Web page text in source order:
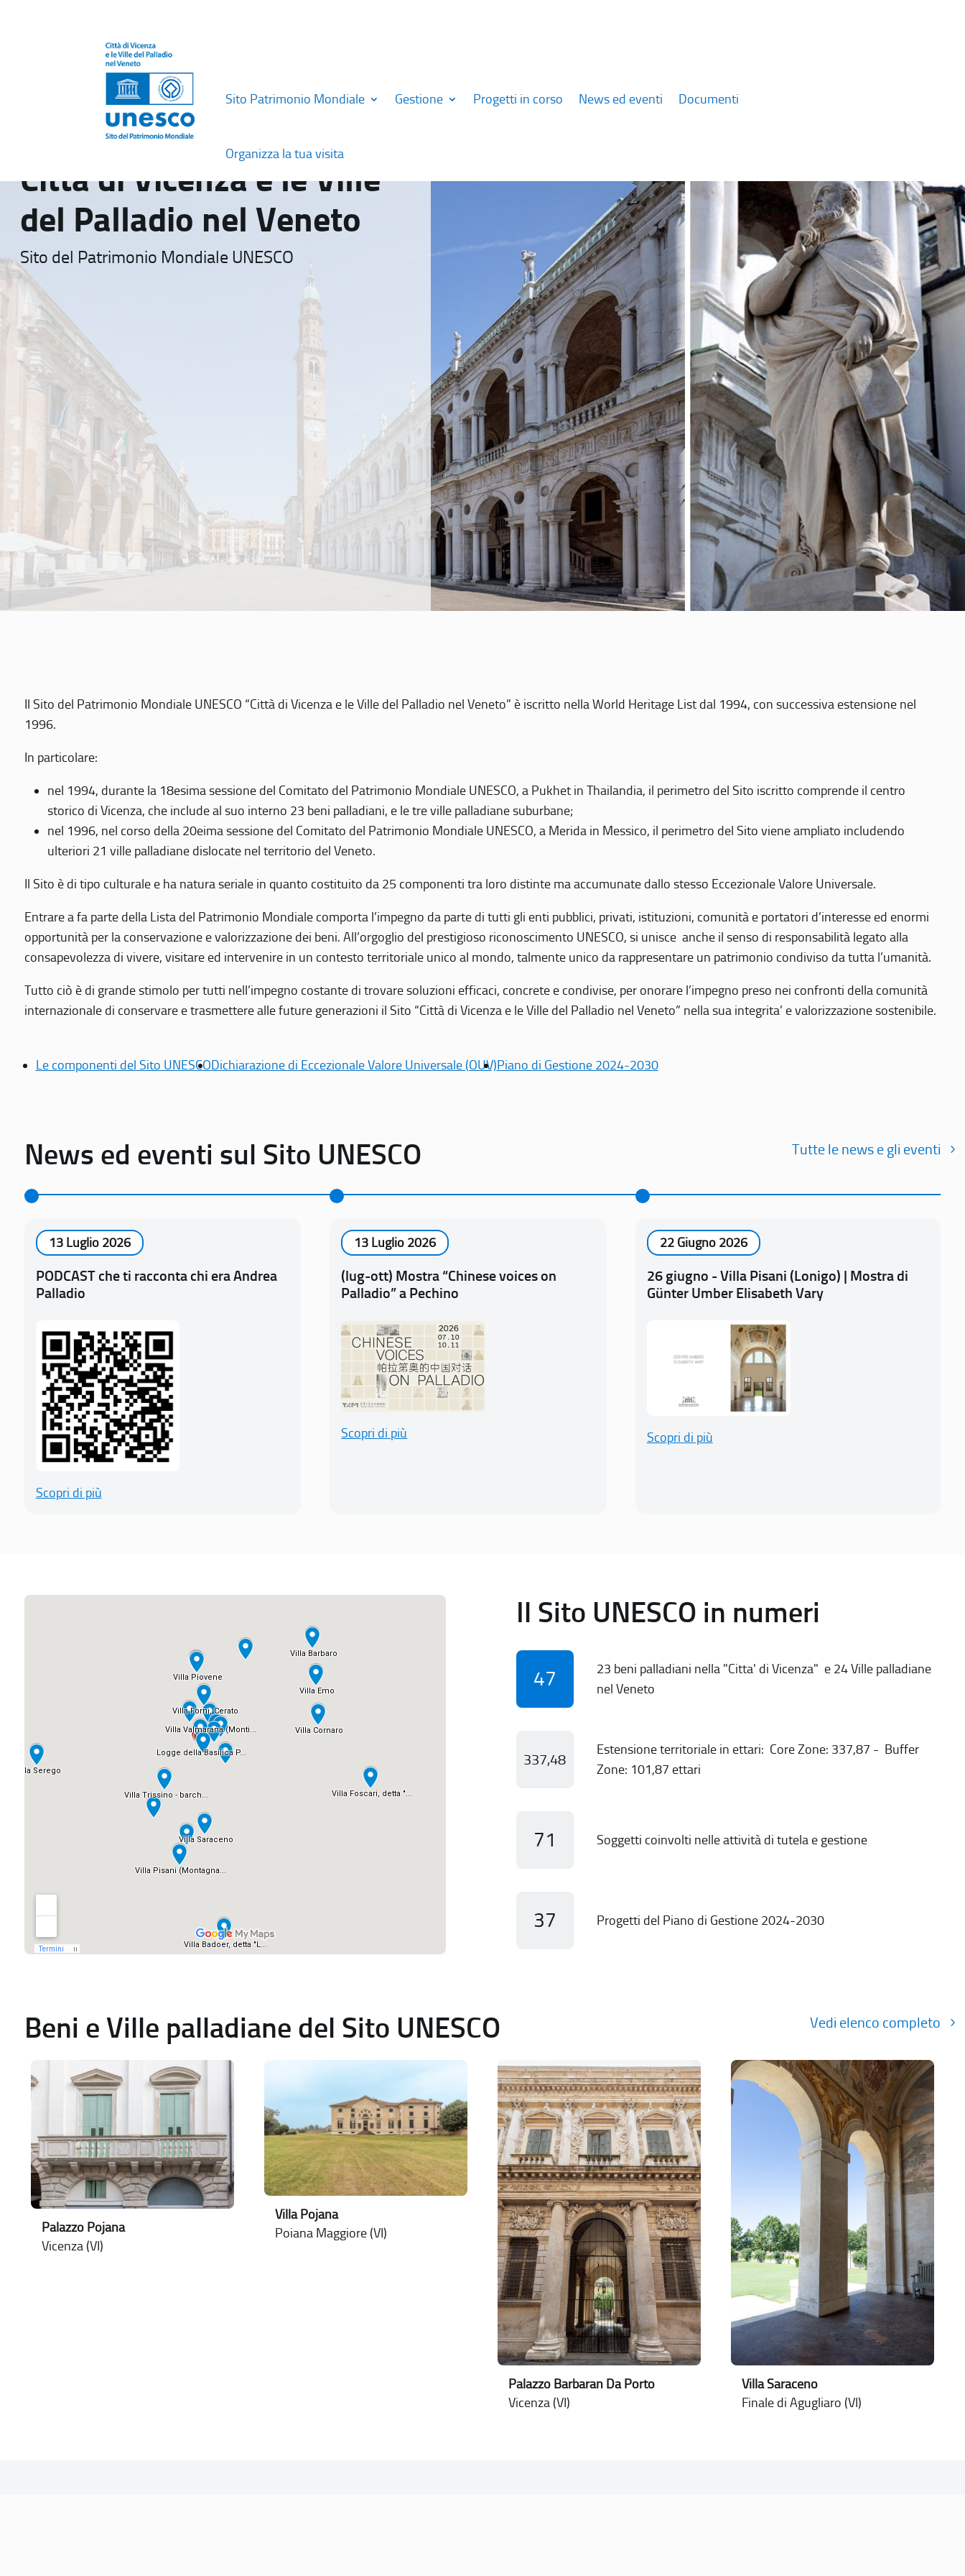
Sito Patrimonio Mondiale Gestione Progetti in corso News ed eventi Documenti
Organizza la tua visita
Città di Vicenza e le Ville
del Palladio nel Veneto
Sito del Patrimonio Mondiale UNESCO
Il Sito del Patrimonio Mondiale UNESCO “Città di Vicenza e le Ville del Palladio nel Veneto” è iscritto nella World Heritage List dal 1994, con successiva estensione nel
1996.
In particolare:
nel 1994, durante la 18esima sessione del Comitato del Patrimonio Mondiale UNESCO, a Pukhet in Thailandia, il perimetro del Sito iscritto comprende il centro
storico di Vicenza, che include al suo interno 23 beni palladiani, e le tre ville palladiane suburbane;
nel 1996, nel corso della 20eima sessione del Comitato del Patrimonio Mondiale UNESCO, a Merida in Messico, il perimetro del Sito viene ampliato includendo
ulteriori 21 ville palladiane dislocate nel territorio del Veneto.
Il Sito è di tipo culturale e ha natura seriale in quanto costituito da 25 componenti tra loro distinte ma accumunate dallo stesso Eccezionale Valore Universale.
Entrare a fa parte della Lista del Patrimonio Mondiale comporta l’impegno da parte di tutti gli enti pubblici, privati, istituzioni, comunità e portatori d’interesse ed enormi
opportunità per la conservazione e valorizzazione dei beni. All’orgoglio del prestigioso riconoscimento UNESCO, si unisce anche il senso di responsabilità legato alla
consapevolezza di vivere, visitare ed intervenire in un contesto territoriale unico al mondo, talmente unico da rappresentare un patrimonio condiviso da tutta l’umanità.
Tutto ciò è di grande stimolo per tutti nell’impegno costante di trovare soluzioni efficaci, concrete e condivise, per onorare l’impegno preso nei confronti della comunità
internazionale di conservare e trasmettere alle future generazioni il Sito “Città di Vicenza e le Ville del Palladio nel Veneto” nella sua integrita’ e valorizzazione sostenibile.
Le componenti del Sito UNESCODichiarazione di Eccezionale Valore Universale (OUV)Piano di Gestione 2024-2030
News ed eventi sul Sito UNESCO Tutte le news e gli eventi
13 Luglio 2026
PODCAST che ti racconta chi era Andrea
Palladio
Scopri di più
13 Luglio 2026
(lug-ott) Mostra “Chinese voices on
Palladio” a Pechino
Scopri di più
22 Giugno 2026
26 giugno - Villa Pisani (Lonigo) | Mostra di
Günter Umber Elisabeth Vary
Scopri di più
Il Sito UNESCO in numeri
47
23 beni palladiani nella "Citta' di Vicenza" e 24 Ville palladiane
nel Veneto
337,48
Estensione territoriale in ettari: Core Zone: 337,87 - Buffer
Zone: 101,87 ettari
71 Soggetti coinvolti nelle attività di tutela e gestione
37 Progetti del Piano di Gestione 2024-2030
Beni e Ville palladiane del Sito UNESCO Vedi elenco completo
Palazzo Pojana
Vicenza (VI)
Villa Pojana
Poiana Maggiore (VI)
Palazzo Barbaran Da Porto
Vicenza (VI)
Villa Saraceno
Finale di Agugliaro (VI)